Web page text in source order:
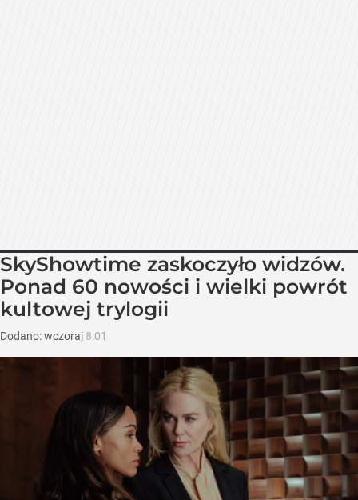
SkyShowtime zaskoczyło widzów.
Ponad 60 nowości i wielki powrót
kultowej trylogii
Dodano:wczoraj 8:01